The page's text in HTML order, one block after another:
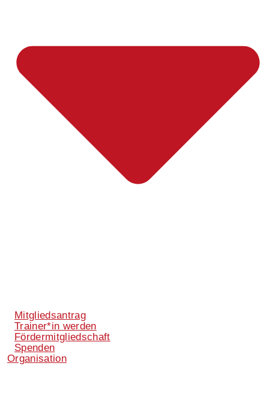
Mitgliedsantrag
Trainer*in werden
Fördermitgliedschaft
Spenden
Organisation